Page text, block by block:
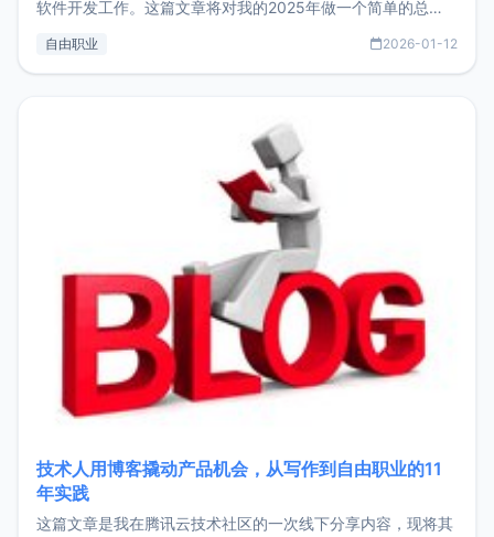
软件开发工作。这篇文章将对我的2025年做一个简单的总
收入下降20%，但却过得很充实，2026年不求突破，但求保
自由职业 2026-01-12
技术人用博客撬动产品机会，从写作到自由职业的11
年实践
这篇文章是我在腾讯云技术社区的一次线下分享内容，现将其